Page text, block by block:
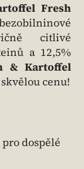
Fresh
citlivé
a 12,5%
& Kartoffel
cenu!
dospělé